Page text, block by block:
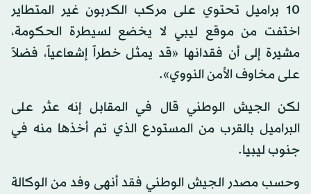
10 براميل تحتوي على مركب الكربون غير المتطاير
اختفت من موقع ليبي لا يخضع لسيطرة الحكومة،
مشيرة إلى أن فقدانها «قد يمثل خطراً إشعاعياً، فضلاً
على مخاوف الأمن النووي».
لكن الجيش الوطني قال في المقابل إنه عثر على
البراميل بالقرب من المستودع الذي تم أخذها منه في
جنوب ليبيا.
وحسب مصدر الجيش الوطني فقد أنهى وفد من الوكالة